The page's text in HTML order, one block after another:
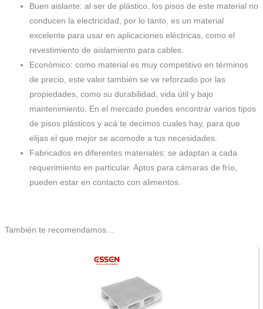
Buen aislante: al ser de plástico, los pisos de este material no
conducen la electricidad, por lo tanto, es un material
excelente para usar en aplicaciones eléctricas, como el
revestimiento de aislamiento para cables.
Económico: como material es muy competitivo en términos
de precio, este valor también se ve reforzado por las
propiedades, como su durabilidad, vida útil y bajo
mantenimiento. En el mercado puedes encontrar varios tipos
de pisos plásticos y acá te decimos cuales hay, para que
elijas el que mejor se acomode a tus necesidades.
Fabricados en diferentes materiales: se adaptan a cada
requerimiento en particular. Aptos para cámaras de frío,
pueden estar en contacto con alimentos.
También te recomendamos…